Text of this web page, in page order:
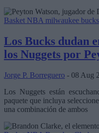
Basket NBA milwaukee bucks
Los Bucks dudan
los Nuggets por
Jorge P. Borreguero - 08 Aug
Los Nuggets están
paquete que incluya
una combinación de ambos